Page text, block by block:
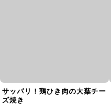
サッパリ！鶏ひき肉の大葉チー
ズ焼き